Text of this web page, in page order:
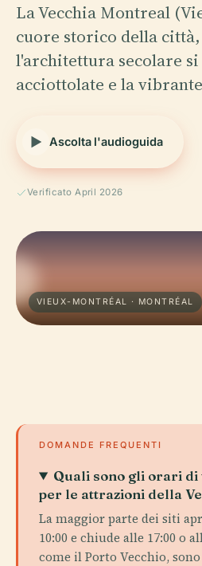
La Vecchia Montreal
cuore storico della
l'architettura secolare
acciottolate e la
Ascolta l'audioguida
Verificato April 2026
VIEUX-MONTRÉAL · MONTRÉAL
DOMANDE FREQUENTI
Quali sono gli orari
per le attrazioni della
La maggior parte dei siti
10:00 e chiude alle 17:00 o
come il Porto Vecchio,